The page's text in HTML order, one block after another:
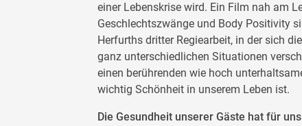
einer Lebenskrise wird. Ein Film nah am
Geschlechtszwänge und Body Positivity
Herfurths dritter Regiearbeit, in der sich
ganz unterschiedlichen Situationen
einen berührenden wie hoch
wichtig Schönheit in unserem Leben ist.
Die Gesundheit unserer Gäste hat für